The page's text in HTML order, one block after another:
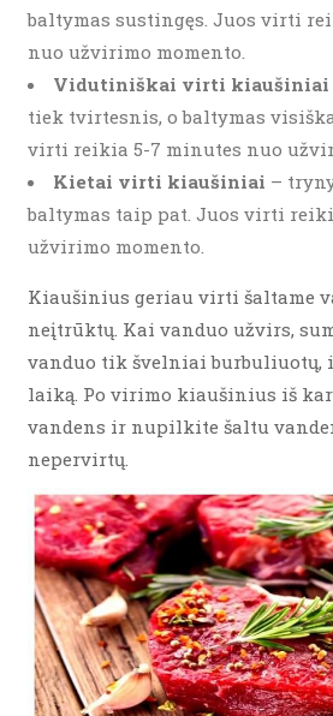
baltymas sustingęs. Juos virti
nuo užvirimo momento.
Vidutiniškai virti kiaušiniai
tiek tvirtesnis, o baltymas
virti reikia 5-7 minutes nuo
Kietai virti kiaušiniai –
baltymas taip pat. Juos virti
užvirimo momento.
Kiaušinius geriau virti šaltame
neįtrūktų. Kai vanduo užvirs,
vanduo tik švelniai
laiką. Po virimo kiaušinius iš
vandens ir nupilkite šaltu
nepervirtų.